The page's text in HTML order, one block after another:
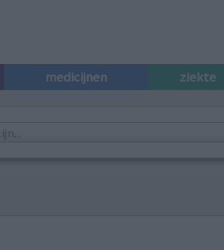
medicijnen ziekte